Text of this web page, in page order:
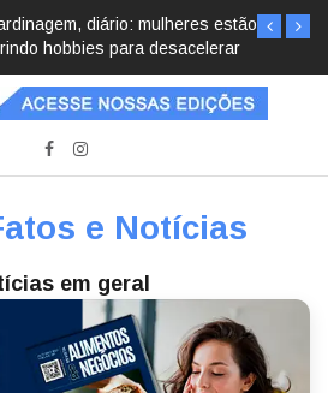
diário: mulheres estão
hobbies para desacelerar
e Notícias
em geral